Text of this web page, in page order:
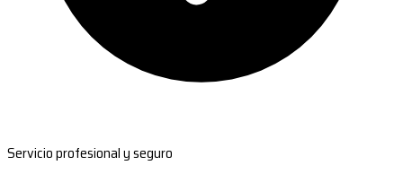
Servicio profesional y seguro